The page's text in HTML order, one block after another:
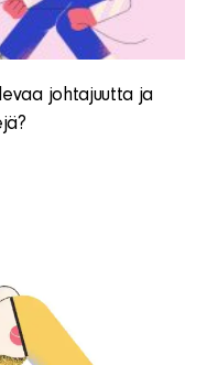
johtajuutta ja